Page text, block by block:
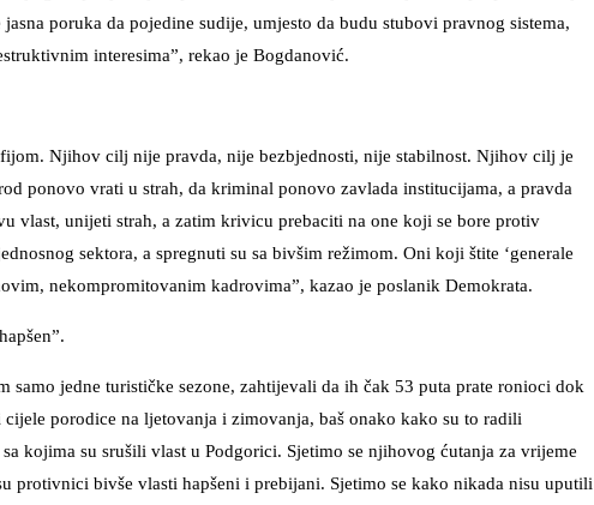
poruka da pojedine sudije, umjesto da budu stubovi pravnog sistema,
interesima”, rekao je Bogdanović.
Njihov cilj nije pravda, nije bezbjednosti, nije stabilnost. Njihov cilj je
ponovo vrati u strah, da kriminal ponovo zavlada institucijama, a pravda
vlast, unijeti strah, a zatim krivicu prebaciti na one koji se bore protiv
sektora, a spregnuti su sa bivšim režimom. Oni koji štite ‘generale
nekompromitovanim kadrovima”, kazao je poslanik Demokrata.
jedne turističke sezone, zahtijevali da ih čak 53 puta prate ronioci dok
porodice na ljetovanja i zimovanja, baš onako kako su to radili
kojima su srušili vlast u Podgorici. Sjetimo se njihovog ćutanja za vrijeme
protivnici bivše vlasti hapšeni i prebijani. Sjetimo se kako nikada nisu uputili